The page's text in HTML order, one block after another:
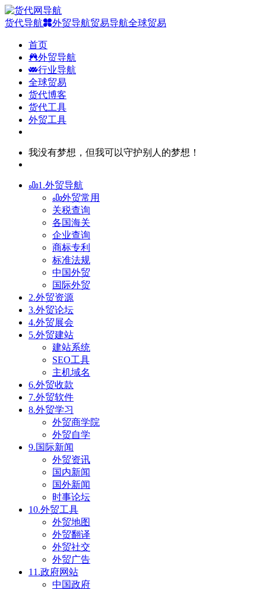
货代导航 外贸导航贸易导航全球贸易
首页
外贸导航
行业导航
全球贸易
货代博客
货代工具
外贸工具
我没有梦想，但我可以守护别人的梦想！
1.外贸导航
外贸常用
关税查询
各国海关
企业查询
商标专利
标准法规
中国外贸
国际外贸
2.外贸资源
3.外贸论坛
4.外贸展会
5.外贸建站
建站系统
SEO工具
主机域名
6.外贸收款
7.外贸软件
8.外贸学习
外贸商学院
外贸自学
9.国际新闻
外贸资讯
国内新闻
国外新闻
时事论坛
10.外贸工具
外贸地图
外贸翻译
外贸社交
外贸广告
11.政府网站
中国政府